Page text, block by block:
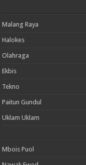
Malang Raya
Halokes
Olahraga
Ekbis
Tekno
Paitun Gundul
Uklam Uklam
Mbois Puol